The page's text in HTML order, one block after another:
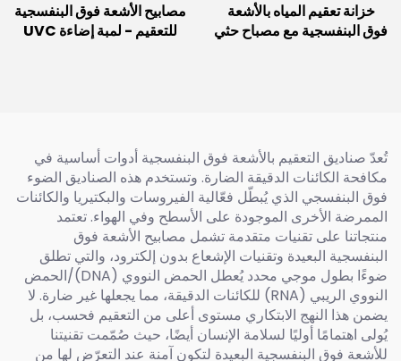
خزانة تعقيم المياه بالأشعة
فوق البنفسجية مع مصباح حثي
مصابيح الأشعة فوق البنفسجية
للتعقيم - لمبة إضاءة UVC
تُعدّ صناديق التعقيم بالأشعة فوق البنفسجية أدوات أساسية في
مكافحة الكائنات الدقيقة الضارة. وتستخدم هذه الصناديق الضوء
فوق البنفسجي الذي يُبطّل فعّالية الفيروسات والبكتيريا والكائنات
الممرضة الأخرى الموجودة على الأسطح وفي الهواء. تعتمد
منتجاتنا على تقنيات متقدمة تشمل مصابيح الأشعة فوق
البنفسجية البعيدة وتقنيات الإشعاع بدون إلكترود، والتي تطلق
ضوءًا بطول موجي محدد يُعطل الحمض النووي (DNA)/الحمض
النووي الريبي (RNA) للكائنات الدقيقة، مما يجعلها غير ضارة. لا
يضمن هذا النهج الابتكاري مستوى أعلى من التعقيم فحسب، بل
يُولى اهتمامًا أوليًا لسلامة الإنسان أيضًا، حيث صُمّمت تقنيتنا
للأشعة فوق البنفسجية البعيدة لتكون آمنة عند التعرّض لها من